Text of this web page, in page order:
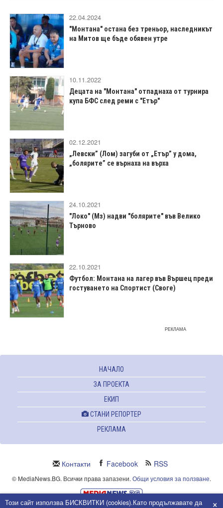
22.04.2024
"Монтана" остана без треньор, наследникът
на Митов ще бъде обявен утре
10.11.2022
Децата на "Монтана" отпаднаха от турнира
купа БФС след реми с "Етър"
02.12.2021
„Левски” (Лом) загуби от „Етър” у дома,
„болярите” се върнаха на върха
24.10.2021
"Локо" (Мз) надви "болярите" във Велико
Търново
22.10.2021
Футбол: Монтана на лагер във Вършец преди
гостуването на Спортист (Своге)
РЕКЛАМА
НАЧАЛО
ЗА ПРОЕКТА
ЕКИП
СТАНИ РЕПОРТЕР
РЕКЛАМА
Контакти Facebook RSS
© MediaNews.BG. Всички права запазени. Общи условия за ползване.
Powered and owned by Intersat Ltd.
Този сайт използва БИСКВИТКИ (cookies).Като продължавате да
×